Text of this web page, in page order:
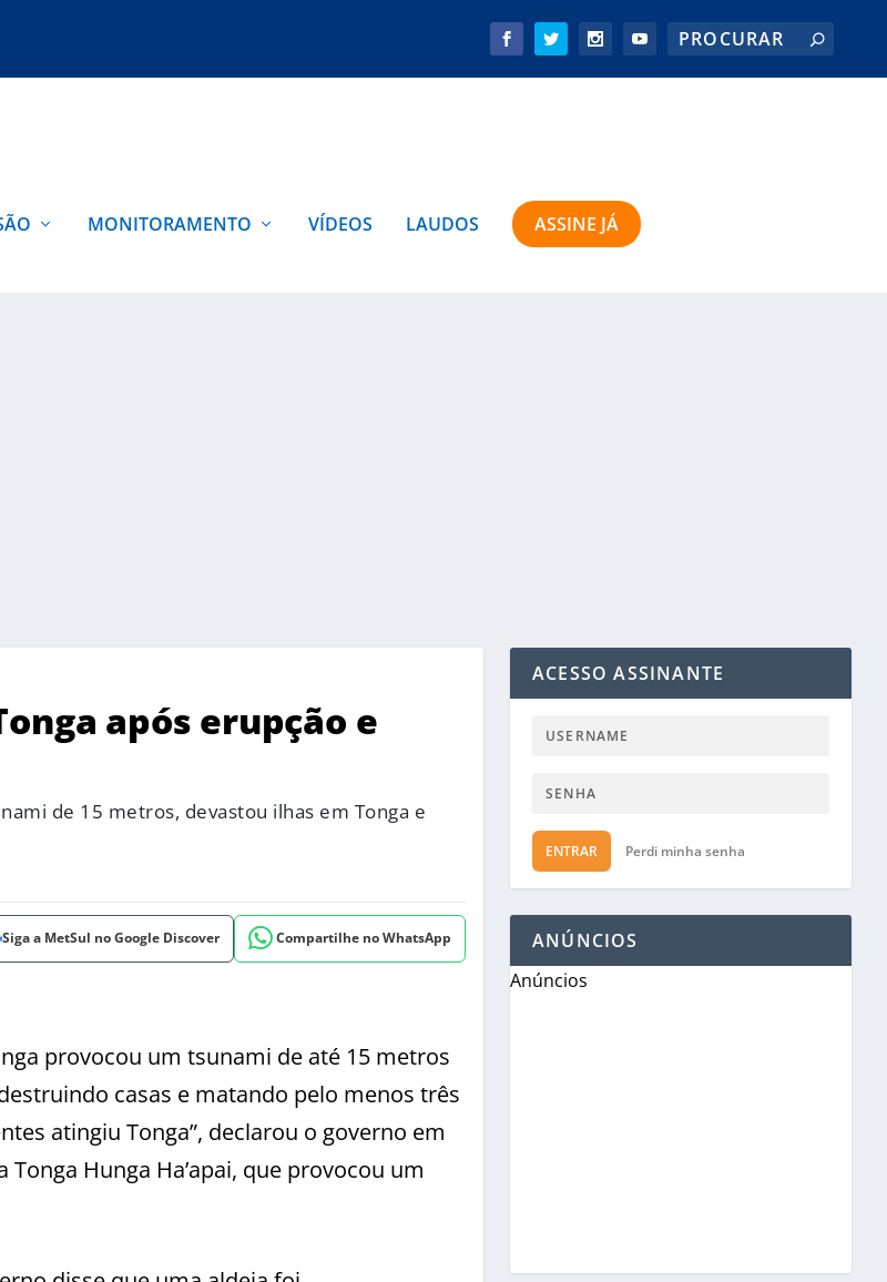
MONITORAMENTO VÍDEOS LAUDOS ASSINE JÁ
após erupção e
de 15 metros, devastou ilhas em Tonga e
Siga a MetSul no Google Discover Compartilhe no WhatsApp
provocou um tsunami de até 15 metros
casas e matando pelo menos três
atingiu Tonga”, declarou o governo em
Hunga Ha’apai, que provocou um
ACESSO ASSINANTE
ENTRAR Perdi minha senha
ANÚNCIOS
Anúncios